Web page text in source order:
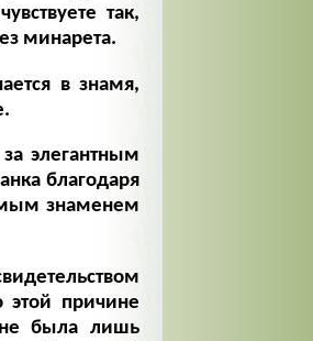
так,
минарета.
в знамя,
элегантным
благодаря
знаменем
этой причине
не была лишь